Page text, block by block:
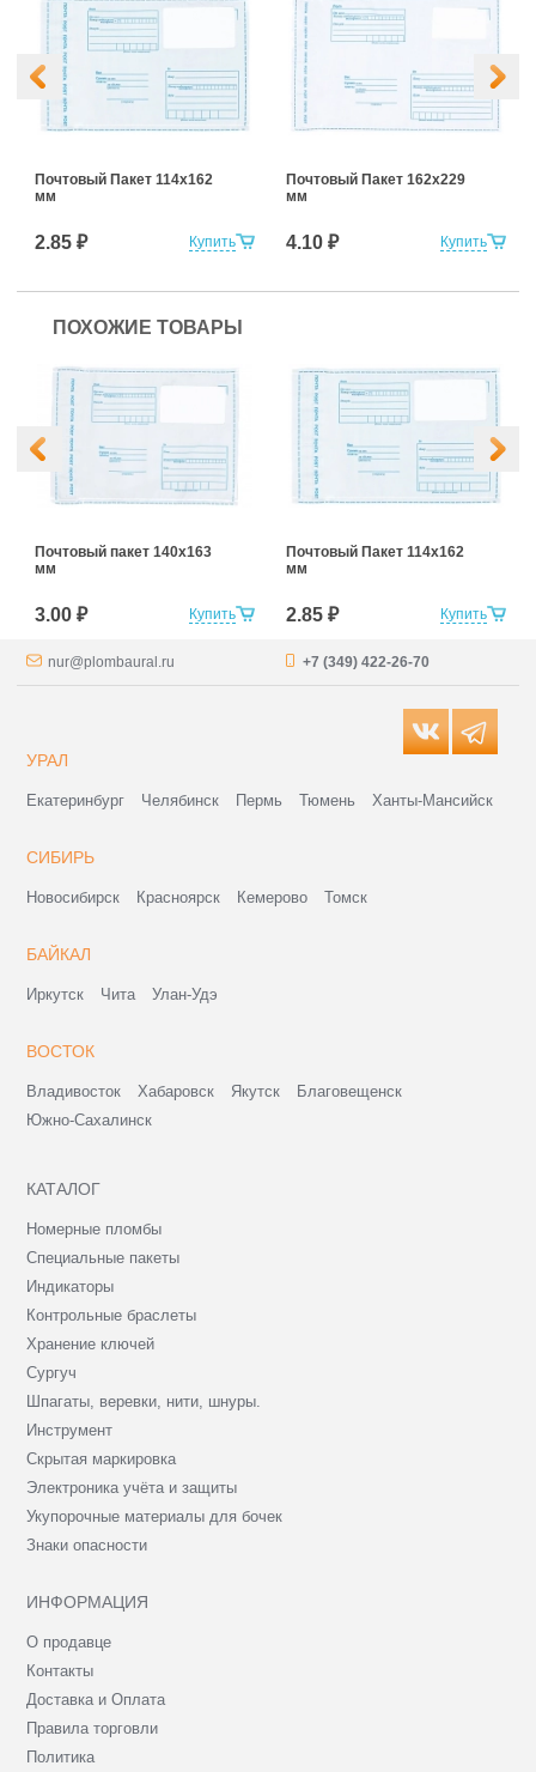
Купить
Почтовый Пакет 114х162
мм
2.85 ₽ Купить
Почтовый Пакет 162х229
мм
4.10 ₽
ПОХОЖИЕ ТОВАРЫ
Купить
Почтовый пакет 140х163
мм
3.00 ₽ Купить
Почтовый Пакет 114х162
мм
2.85 ₽
nur@plombaural.ru +7 (349) 422-26-70
УРАЛ
Екатеринбург Челябинск Пермь Тюмень Ханты-Мансийск
СИБИРЬ
Новосибирск Красноярск Кемерово Томск
БАЙКАЛ
Иркутск Чита Улан-Удэ
ВОСТОК
Владивосток Хабаровск Якутск
Благовещенск
Южно-Сахалинск
КАТАЛОГ
Номерные пломбы
Специальные пакеты
Индикаторы
Контрольные браслеты
Хранение ключей
Сургуч
Шпагаты, веревки, нити, шнуры.
Инструмент
Скрытая маркировка
Электроника учёта и защиты
Укупорочные материалы для бочек
Знаки опасности
ИНФОРМАЦИЯ
О продавце
Контакты
Доставка и Оплата
Правила торговли
Политика